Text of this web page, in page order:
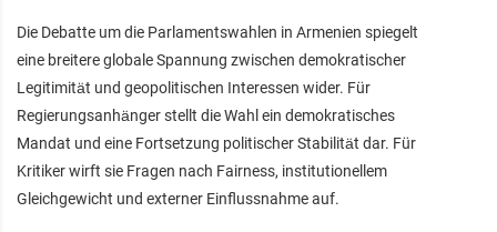
Die Debatte um die Parlamentswahlen in Armenien spiegelt
eine breitere globale Spannung zwischen demokratischer
Legitimität und geopolitischen Interessen wider. Für
Regierungsanhänger stellt die Wahl ein demokratisches
Mandat und eine Fortsetzung politischer Stabilität dar. Für
Kritiker wirft sie Fragen nach Fairness, institutionellem
Gleichgewicht und externer Einflussnahme auf.